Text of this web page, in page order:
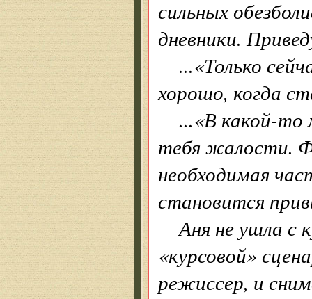
сильных
дневники.
...«Только
хорошо, когда
...«В какой-то
тебя жалости.
необходимая
становится
Аня не ушла с
«курсовой»
режиссер, и